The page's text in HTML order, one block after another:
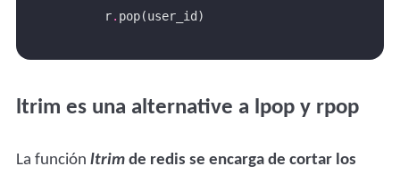
        r
.
ltrim es una alternative a lpop y rpop
La función ltrimde redis se encarga de cortar los